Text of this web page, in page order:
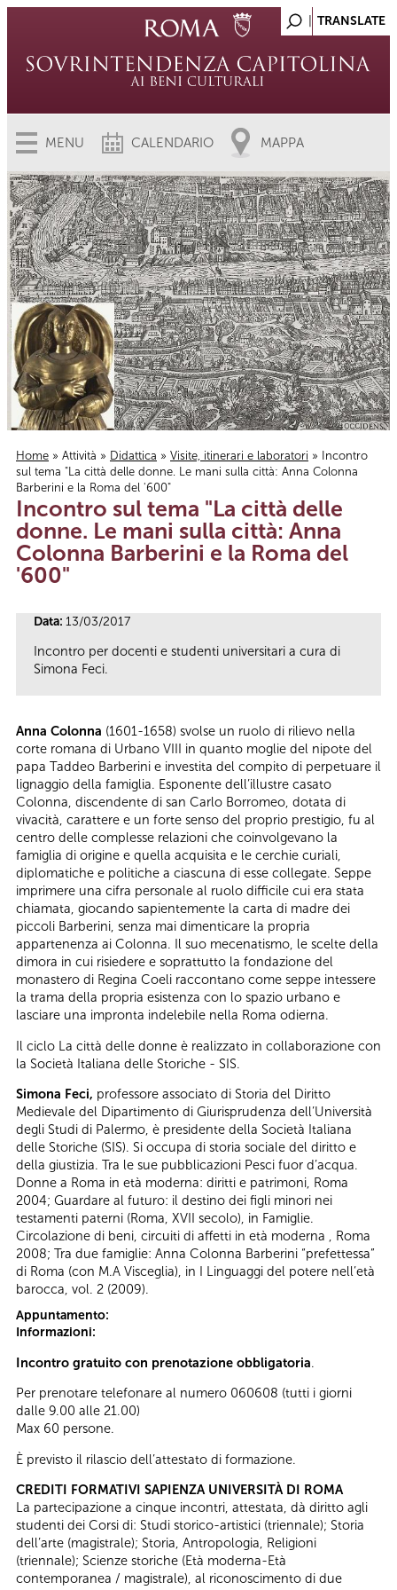
MENU CALENDARIO MAPPA
Tu sei qui
Home » Attività » Didattica » Visite, itinerari e laboratori » Incontro
sul tema "La città delle donne. Le mani sulla città: Anna Colonna
Barberini e la Roma del '600"
Incontro sul tema "La città delle
donne. Le mani sulla città: Anna
Colonna Barberini e la Roma del
'600"
Data: 13/03/2017
Incontro per docenti e studenti universitari a cura di
Simona Feci.
Anna Colonna (1601-1658) svolse un ruolo di rilievo nella
corte romana di Urbano VIII in quanto moglie del nipote del
papa Taddeo Barberini e investita del compito di perpetuare il
lignaggio della famiglia. Esponente dell’illustre casato
Colonna, discendente di san Carlo Borromeo, dotata di
vivacità, carattere e un forte senso del proprio prestigio, fu al
centro delle complesse relazioni che coinvolgevano la
famiglia di origine e quella acquisita e le cerchie curiali,
diplomatiche e politiche a ciascuna di esse collegate. Seppe
imprimere una cifra personale al ruolo difficile cui era stata
chiamata, giocando sapientemente la carta di madre dei
piccoli Barberini, senza mai dimenticare la propria
appartenenza ai Colonna. Il suo mecenatismo, le scelte della
dimora in cui risiedere e soprattutto la fondazione del
monastero di Regina Coeli raccontano come seppe intessere
la trama della propria esistenza con lo spazio urbano e
lasciare una impronta indelebile nella Roma odierna.
Il ciclo La città delle donne è realizzato in collaborazione con
la Società Italiana delle Storiche - SIS.
Simona Feci, professore associato di Storia del Diritto
Medievale del Dipartimento di Giurisprudenza dell’Università
degli Studi di Palermo, è presidente della Società Italiana
delle Storiche (SIS). Si occupa di storia sociale del diritto e
della giustizia. Tra le sue pubblicazioni Pesci fuor d’acqua.
Donne a Roma in età moderna: diritti e patrimoni, Roma
2004; Guardare al futuro: il destino dei figli minori nei
testamenti paterni (Roma, XVII secolo), in Famiglie.
Circolazione di beni, circuiti di affetti in età moderna , Roma
2008; Tra due famiglie: Anna Colonna Barberini “prefettessa”
di Roma (con M.A Visceglia), in I Linguaggi del potere nell’età
barocca, vol. 2 (2009).
Appuntamento:
Informazioni:
Incontro gratuito con prenotazione obbligatoria.
Per prenotare telefonare al numero 060608 (tutti i giorni
dalle 9.00 alle 21.00)
Max 60 persone.
È previsto il rilascio dell’attestato di formazione.
CREDITI FORMATIVI SAPIENZA UNIVERSITÀ DI ROMA
La partecipazione a cinque incontri, attestata, dà diritto agli
studenti dei Corsi di: Studi storico-artistici (triennale); Storia
dell’arte (magistrale); Storia, Antropologia, Religioni
(triennale); Scienze storiche (Età moderna-Età
contemporanea / magistrale), al riconoscimento di due